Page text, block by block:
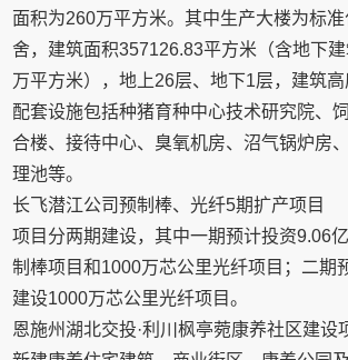
面积为260万平方米。其中生产大楼为标
舍，建筑面积357126.83平方米（含地下
万平方米），地上26层、地下1层，建筑
配套设施包括种猪育种中心技术研究院、
合楼、接待中心、臭氧机房、沼气锅炉房
理池等。
长飞潜江公司预制棒、光纤5期扩产项目
项目分两期建设，其中一期预计投资9.06
制棒项目和1000万芯公里光纤项目；二期
建设1000万芯公里光纤项目。
恩施州湖北交投·利川枫亭菀康养社区建设